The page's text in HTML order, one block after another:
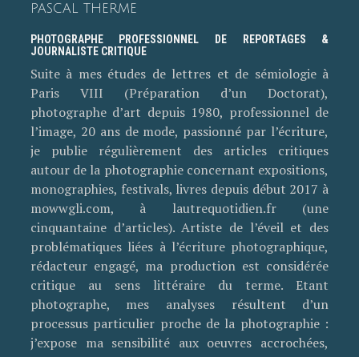
PASCAL THERME
PHOTOGRAPHE PROFESSIONNEL DE REPORTAGES &
JOURNALISTE CRITIQUE
Suite à mes études de lettres et de sémiologie à
Paris VIII (Préparation d’un Doctorat),
photographe d’art depuis 1980, professionnel de
l’image, 20 ans de mode, passionné par l’écriture,
je publie régulièrement des articles critiques
autour de la photographie concernant expositions,
monographies, festivals, livres depuis début 2017 à
mowwgli.com, à lautrequotidien.fr (une
cinquantaine d’articles). Artiste de l’éveil et des
problématiques liées à l’écriture photographique,
rédacteur engagé, ma production est considérée
critique au sens littéraire du terme. Etant
photographe, mes analyses résultent d’un
processus particulier proche de la photographie :
j’expose ma sensibilité aux oeuvres accrochées,